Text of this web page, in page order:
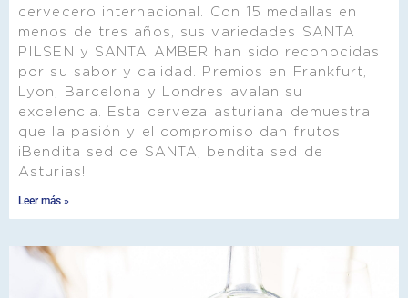
cervecero internacional. Con 15 medallas en
menos de tres años, sus variedades SANTA
PILSEN y SANTA AMBER han sido reconocidas
por su sabor y calidad. Premios en Frankfurt,
Lyon, Barcelona y Londres avalan su
excelencia. Esta cerveza asturiana demuestra
que la pasión y el compromiso dan frutos.
¡Bendita sed de SANTA, bendita sed de
Asturias!
Leer más »